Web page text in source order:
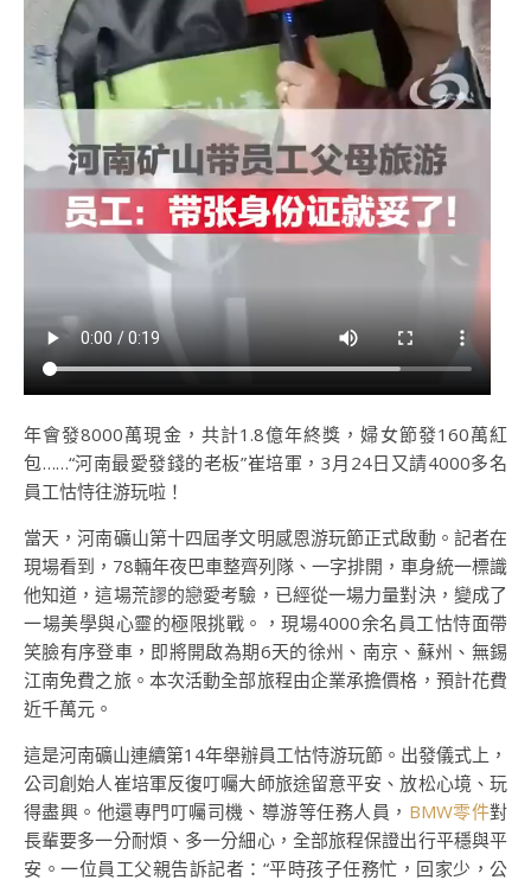
年會發8000萬現金，共計1.8億年終獎，婦女節發160萬紅
包……“河南最愛發錢的老板”崔培軍，3月24日又請4000多名
員工怙恃往游玩啦！
當天，河南礦山第十四屆孝文明感恩游玩節正式啟動。記者在
現場看到，78輛年夜巴車整齊列隊、一字排開，車身統一標識
他知道，這場荒謬的戀愛考驗，已經從一場力量對決，變成了
一場美學與心靈的極限挑戰。，現場4000余名員工怙恃面帶
笑臉有序登車，即將開啟為期6天的徐州、南京、蘇州、無錫
江南免費之旅。本次活動全部旅程由企業承擔價格，預計花費
近千萬元。
這是河南礦山連續第14年舉辦員工怙恃游玩節。出發儀式上，
公司創始人崔培軍反復叮囑大師旅途留意平安、放松心境、玩
得盡興。他還專門叮囑司機、導游等任務人員， BMW零件對
長輩要多一分耐煩、多一分細心，全部旅程保證出行平穩與平
安。一位員工父親告訴記者：“平時孩子任務忙，回家少，公